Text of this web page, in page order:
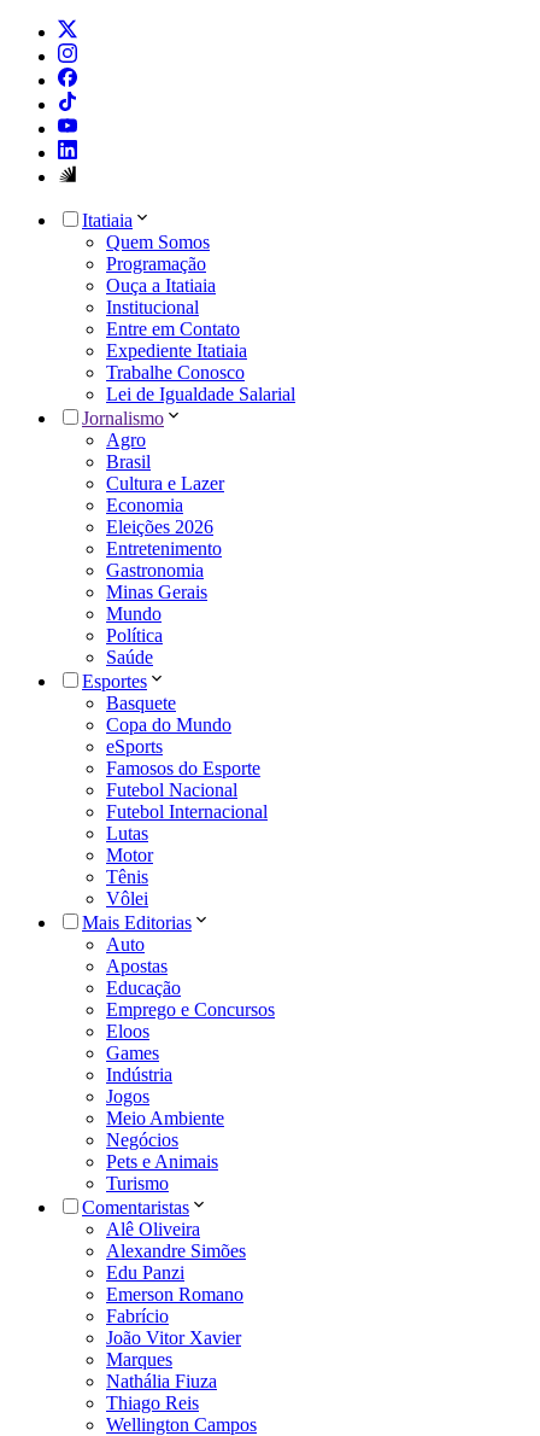
Itatiaia
Quem Somos
Programação
Ouça a Itatiaia
Institucional
Entre em Contato
Expediente Itatiaia
Trabalhe Conosco
Lei de Igualdade Salarial
Jornalismo
Agro
Brasil
Cultura e Lazer
Economia
Eleições 2026
Entretenimento
Gastronomia
Minas Gerais
Mundo
Política
Saúde
Esportes
Basquete
Copa do Mundo
eSports
Famosos do Esporte
Futebol Nacional
Futebol Internacional
Lutas
Motor
Tênis
Vôlei
Mais Editorias
Auto
Apostas
Educação
Emprego e Concursos
Eloos
Games
Indústria
Jogos
Meio Ambiente
Negócios
Pets e Animais
Turismo
Comentaristas
Alê Oliveira
Alexandre Simões
Edu Panzi
Emerson Romano
Fabrício
João Vitor Xavier
Marques
Nathália Fiuza
Thiago Reis
Wellington Campos